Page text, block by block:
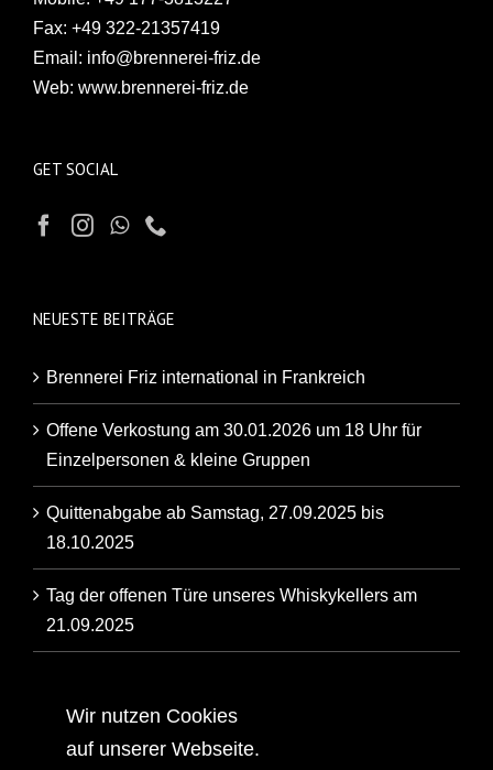
Fax: +49 322-21357419
Email: info@brennerei-friz.de
Web: www.brennerei-friz.de
GET SOCIAL
NEUESTE BEITRÄGE
Brennerei Friz international in Frankreich
Offene Verkostung am 30.01.2026 um 18 Uhr für
Einzelpersonen & kleine Gruppen
Quittenabgabe ab Samstag, 27.09.2025 bis
18.10.2025
Tag der offenen Türe unseres Whiskykellers am
21.09.2025
Familienbrennerei
Wir nutzen Cookies
auf unserer Webseite.